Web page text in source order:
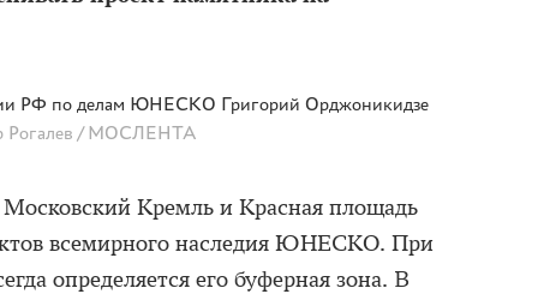
РФ по делам ЮНЕСКО Григорий Орджоникидзе
Рогалев / МОСЛЕНТА
Кремль и Красная площадь
всемирного наследия ЮНЕСКО. При
определяется его буферная зона. В